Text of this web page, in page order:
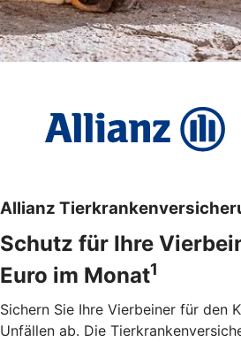
Allianz
Schutz für Ihre
Euro im Monat1
Sichern Sie Ihre Vierbeiner für den
Unfällen ab. Die